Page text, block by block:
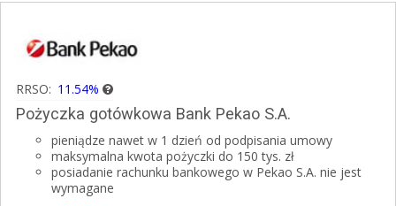
RRSO: 11.54%
Pożyczka gotówkowa Bank Pekao S.A.
pieniądze nawet w 1 dzień od podpisania umowy
maksymalna kwota pożyczki do 150 tys. zł
posiadanie rachunku bankowego w Pekao S.A. nie jest
wymagane